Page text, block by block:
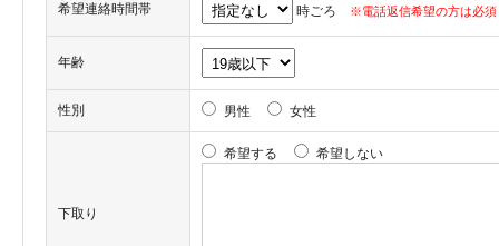
希望連絡時間帯 時ごろ ※電話返信希望の方は必須
年齢
性別 男性 女性
下取り
希望する 希望しない